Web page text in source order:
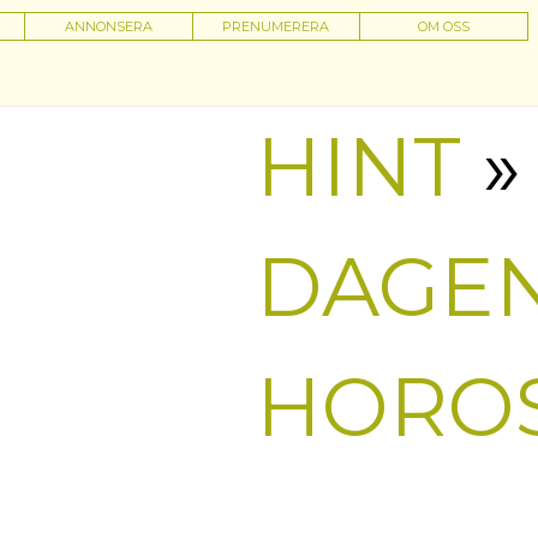
ANNONSERA PRENUMERERA OM OSS
HINT »